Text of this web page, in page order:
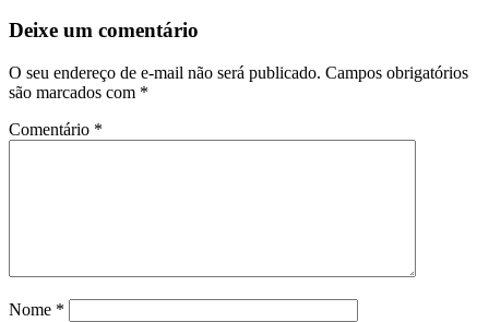
Deixe um comentário
O seu endereço de e-mail não será publicado. Campos obrigatórios
são marcados com *
Comentário *
Nome *